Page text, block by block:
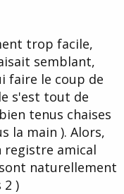
trop facile,
semblant,
faire le coup de
s'est tout de
tenus chaises
la main ). Alors,
registre amical
naturellement
2 )